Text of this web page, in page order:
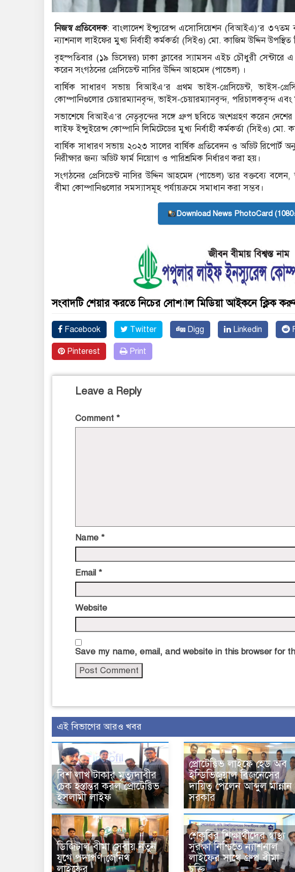
নিজস্ব প্রতিবেদক: বাংলাদেশ ইন্স্যুরেন্স এসোসিয়েশন (বিআইএ)’র ৩৭তম
ন্যাশনাল লাইফের মুখ্য নির্বাহী কর্মকর্তা (সিইও) মো. কাজিম উদ্দিন উপস্থিত
বৃহস্পতিবার (১৯ ডিসেম্বর) ঢাকা ক্লাবের স্যামসন এইচ চৌধুরী
করেন সংগঠনের প্রেসিডেন্ট নাসির উদ্দিন আহমেদ (পাভেল) ।
বার্ষিক সাধারণ সভায় বিআইএ’র প্রথম ভাইস-প্রেসিডেন্ট, ভাইস-
কোম্পানিগুলোর চেয়ারম্যানবৃন্দ, ভাইস-চেয়ারম্যানবৃন্দ, পরিচালকবৃন্দ এবং
সভাশেষে বিআইএ’র নেতৃবৃন্দের সঙ্গে গ্রুপ ছবিতে অংশগ্রহণ করেন দেশের
লাইফ ইন্সুইরেন্স কোম্পানি লিমিটেডের মুখ্য নির্বাহী কর্মকর্তা (সিইও) মো.
বার্ষিক সাধারণ সভায় ২০২৩ সালের বার্ষিক প্রতিবেদন ও অডিট
নিরীক্ষার জন্য অডিট ফার্ম নিয়োগ ও পারিশ্রমিক নির্ধারণ করা হয়।
সংগঠনের প্রেসিডেন্ট নাসির উদ্দিন আহমেদ (পাভেল) তার বক্তব্যে
বীমা কোম্পানিগুলোর সমস্যাসমূহ পর্যায়ক্রমে সমাধান করা সম্ভব।
Download News PhotoCard
সংবাদটি শেয়ার করতে নিচের সোশ্যাল মিডিয়া আইকনে ক্লিক
Facebook Twitter Digg Linkedin
Pinterest Print
Leave a Reply
Comment *
Name *
Email *
Website
Save my name, email, and website in this browser for
এই বিভাগের আরও খবর
বিশ লাখ টাকার মৃত্যুদাবীর
চেক হস্তান্তর করল প্রোটেক্টিভ
ইসলামী লাইফ
প্রোটেক্টিভ লাইফে হেড অব
ইন্ডিভিজুয়াল বিজনেসের
দায়িত্ব পেলেন আব্দুল মান্নান
সরকার
ডিজিটাল বীমা সেবায় নতুন
যুগে পদার্পণ জেনিথ
লাইফের
শেকৃবির শিক্ষার্থীদের স্বাস্থ্য
সুরক্ষা নিশ্চিতে ন্যাশনাল
লাইফের সাথে গ্রুপ বীমা
চুক্তি